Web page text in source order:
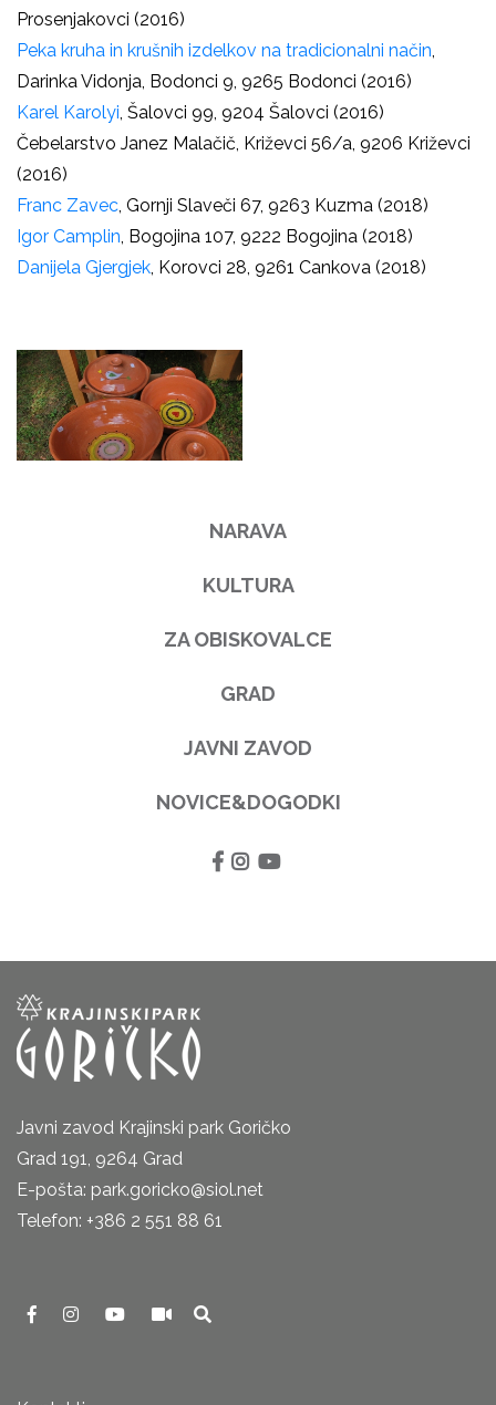
Prosenjakovci (2016)
Peka kruha in krušnih izdelkov na tradicionalni način,
Darinka Vidonja, Bodonci 9, 9265 Bodonci (2016)
Karel Karolyi, Šalovci 99, 9204 Šalovci (2016)
Čebelarstvo Janez Malačič, Križevci 56/a, 9206 Križevci
(2016)
Franc Zavec, Gornji Slaveči 67, 9263 Kuzma (2018)
Igor Camplin, Bogojina 107, 9222 Bogojina (2018)
Danijela Gjergjek, Korovci 28, 9261 Cankova (2018)
NARAVA
KULTURA
ZA OBISKOVALCE
GRAD
JAVNI ZAVOD
NOVICE&DOGODKI
Javni zavod Krajinski park Goričko
Grad 191, 9264 Grad
E-pošta: park.goricko@siol.net
Telefon: +386 2 551 88 61